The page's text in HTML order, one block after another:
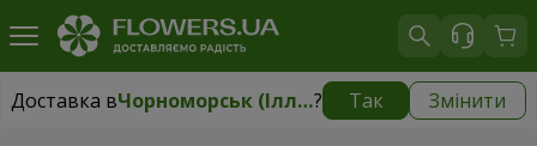
Доставка в Чорноморськ (Іллічівськ)? Так Змінити
Доставка вЧорноморськ (Іллічівськ)|безкоштовно